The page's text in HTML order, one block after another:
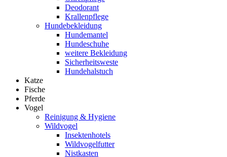
Deodorant
Krallenpflege
Hundebekleidung
Hundemantel
Hundeschuhe
weitere Bekleidung
Sicherheitsweste
Hundehalstuch
Katze
Fische
Pferde
Vogel
Reinigung & Hygiene
Wildvogel
Insektenhotels
Wildvogelfutter
Nistkasten